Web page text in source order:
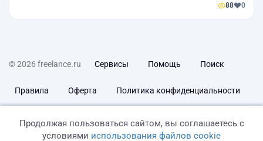
88 0
© 2026 freelance.ru Сервисы Помощь Поиск
Правила Оферта Политика конфиденциальности
Продолжая пользоваться сайтом, вы соглашаетесь с
условиями использования файлов cookie